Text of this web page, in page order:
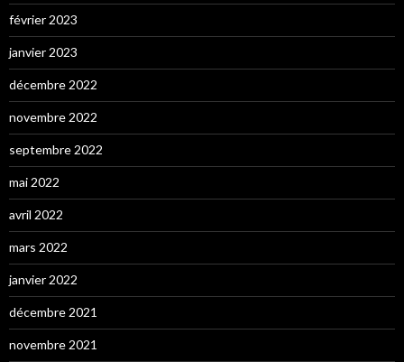
février 2023
janvier 2023
décembre 2022
novembre 2022
septembre 2022
mai 2022
avril 2022
mars 2022
janvier 2022
décembre 2021
novembre 2021